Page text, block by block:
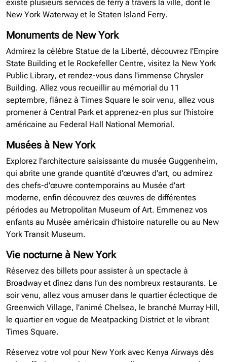
existe plusieurs services de ferry à travers la ville, dont le
New York Waterway et le Staten Island Ferry.
Monuments de New York
Admirez la célèbre Statue de la Liberté, découvrez l'Empire
State Building et le Rockefeller Centre, visitez la New York
Public Library, et rendez-vous dans l'immense Chrysler
Building. Allez vous recueillir au mémorial du 11
septembre, flânez à Times Square le soir venu, allez vous
promener à Central Park et apprenez-en plus sur l'histoire
américaine au Federal Hall National Memorial.
Musées à New York
Explorez l'architecture saisissante du musée Guggenheim,
qui abrite une grande quantité d'œuvres d'art, ou admirez
des chefs-d'œuvre contemporains au Musée d'art
moderne, enfin découvrez des œuvres de différentes
périodes au Metropolitan Museum of Art. Emmenez vos
enfants au Musée américain d'histoire naturelle ou au New
York Transit Museum.
Vie nocturne à New York
Réservez des billets pour assister à un spectacle à
Broadway et dînez dans l’un des nombreux restaurants. Le
soir venu, allez vous amuser dans le quartier éclectique de
Greenwich Village, l'animé Chelsea, le branché Murray Hill,
le quartier en vogue de Meatpacking District et le vibrant
Times Square.
Réservez votre vol pour New York avec Kenya Airways dès